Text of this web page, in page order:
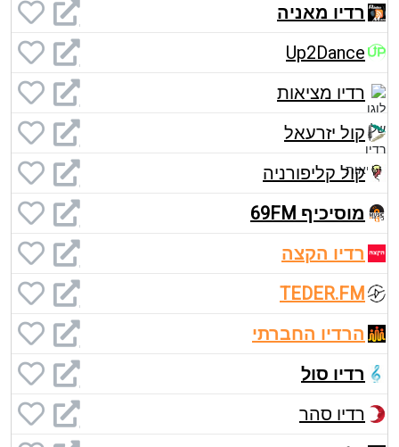
רדיו מאניה
Up2Dance
רדיו מציאות
קול יזרעאל
קול קליפורניה
מוסיכיף 69FM
רדיו הקצה
TEDER.FM
הרדיו החברתי
רדיו סול
רדיו סהר